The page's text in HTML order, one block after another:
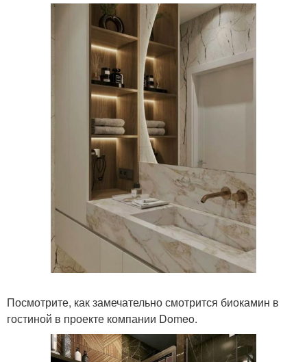
Посмотрите, как замечательно смотрится биокамин в
гостиной в проекте компании Domeo.